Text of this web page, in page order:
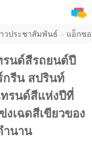
วประชาสัมพันธ์ แอ็กซ
รนด์สีรถยนต์ปี
กรีน สปรินท์
ทรนด์สีแห่งปีที่
เฉดสีเขียวของ
ำนาน